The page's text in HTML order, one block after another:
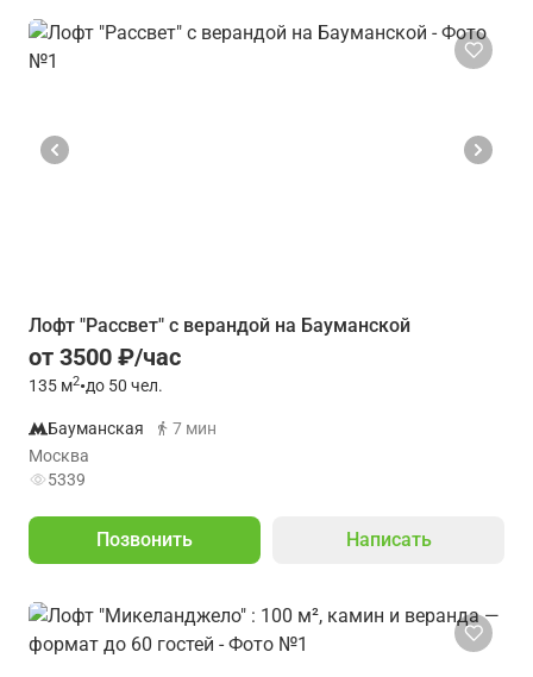
Лофт "Рассвет" с верандой на Бауманской
от 3500 ₽/час
135 м2•до 50 чел.
Бауманская
7 мин
Москва
5339
Позвонить Написать